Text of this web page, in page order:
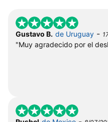
Gustavo B. de Uruguay -
"Muy agradecido por el